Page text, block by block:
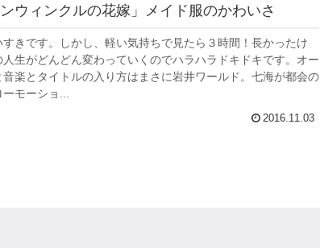
ンウィンクルの花嫁」メイド服のかわいさ
きです。しかし、軽い気持ちで見たら３時間！長かったけ
人生がどんどん変わっていくのでハラハラドキドキです。オー
楽とタイトルの入り方はまさに岩井ワールド。七海が都会の
モーショ...
2016.11.03